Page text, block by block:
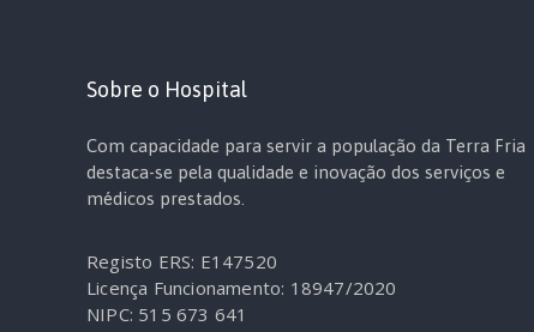
Sobre o Hospital
Com capacidade para servir a população da Terra Fria
destaca-se pela qualidade e inovação dos serviços e
médicos prestados.
Registo ERS: E147520
Licença Funcionamento: 18947/2020
NIPC: 515 673 641